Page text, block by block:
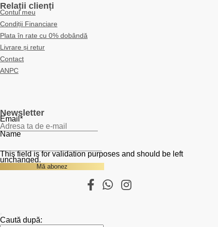
Relații clienți
Contul meu
Condiții Financiare
Plata în rate cu 0% dobândă
Livrare și retur
Contact
ANPC
Newsletter
Email *
Name
This field is for validation purposes and should be left
unchanged.
Caută după: